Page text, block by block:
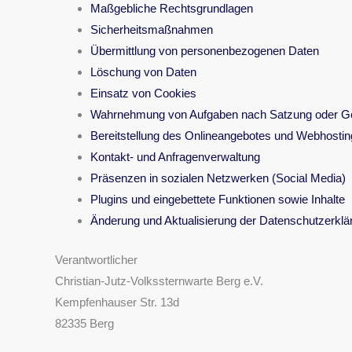
Maßgebliche Rechtsgrundlagen
Sicherheitsmaßnahmen
Übermittlung von personenbezogenen Daten
Löschung von Daten
Einsatz von Cookies
Wahrnehmung von Aufgaben nach Satzung oder
Bereitstellung des Onlineangebotes und
Kontakt- und Anfragenverwaltung
Präsenzen in sozialen Netzwerken (Social Media)
Plugins und eingebettete Funktionen sowie Inhalte
Änderung und Aktualisierung der
Verantwortlicher
Christian-Jutz-Volkssternwarte Berg e.V.
Kempfenhauser Str. 13d
82335 Berg